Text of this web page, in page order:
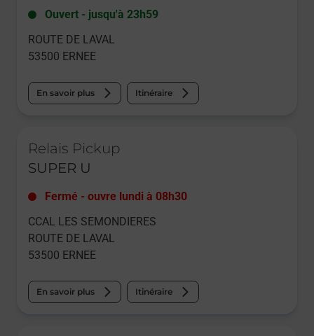
Ouvert - jusqu'à 23h59
ROUTE DE LAVAL
53500 ERNEE
En savoir plus Itinéraire
Relais Pickup
SUPER U
Fermé - ouvre lundi à 08h30
CCAL LES SEMONDIERES
ROUTE DE LAVAL
53500 ERNEE
En savoir plus Itinéraire